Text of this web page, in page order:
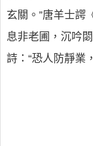
玄關。”唐羊士諤
息非老圃，沉吟
詩：“恐人防靜業